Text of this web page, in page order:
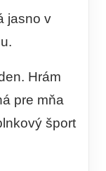
jasno v
Hrám
pre mňa
šport